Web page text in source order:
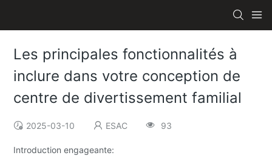
Les principales fonctionnalités à
inclure dans votre conception de
centre de divertissement familial
2025-03-10 ESAC 93
Introduction engageante: